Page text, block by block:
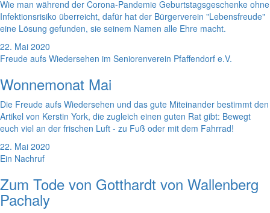
Wie man während der Corona-Pandemie Geburtstagsgeschenke ohne
Infektionsrisiko überreicht, dafür hat der Bürgerverein "Lebensfreude"
eine Lösung gefunden, sie seinem Namen alle Ehre macht.
22. Mai 2020
Freude aufs Wiedersehen im Seniorenverein Pfaffendorf e.V.
Wonnemonat Mai
Die Freude aufs Wiedersehen und das gute Miteinander bestimmt den
Artikel von Kerstin York, die zugleich einen guten Rat gibt: Bewegt
euch viel an der frischen Luft - zu Fuß oder mit dem Fahrrad!
22. Mai 2020
Ein Nachruf
Zum Tode von Gotthardt von Wallenberg
Pachaly